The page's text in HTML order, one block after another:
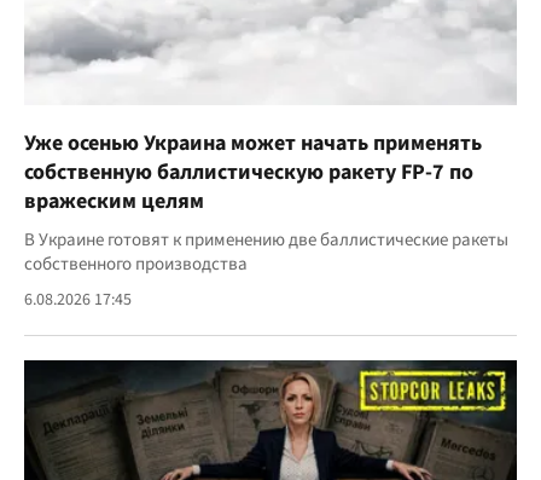
Уже осенью Украина может начать применять
собственную баллистическую ракету FP-7 по
вражеским целям
В Украине готовят к применению две баллистические ракеты
собственного производства
6.08.2026 17:45